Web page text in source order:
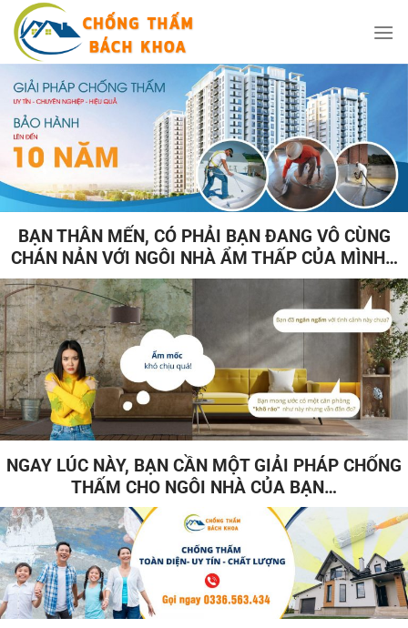
qua
dung
BẠN THÂN MẾN, CÓ PHẢI BẠN ĐANG VÔ CÙNG
CHÁN NẢN VỚI NGÔI NHÀ ẨM THẤP CỦA MÌNH…
NGAY LÚC NÀY, BẠN CẦN MỘT GIẢI PHÁP CHỐNG
THẤM CHO NGÔI NHÀ CỦA BẠN…